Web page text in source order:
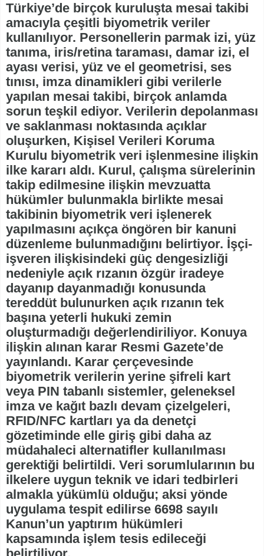
Türkiye’de birçok kuruluşta mesai takibi
amacıyla çeşitli biyometrik veriler
kullanılıyor. Personellerin parmak izi, yüz
tanıma, iris/retina taraması, damar izi, el
ayası verisi, yüz ve el geometrisi, ses
tınısı, imza dinamikleri gibi verilerle
yapılan mesai takibi, birçok anlamda
sorun teşkil ediyor. Verilerin depolanması
ve saklanması noktasında açıklar
oluşurken, Kişisel Verileri Koruma
Kurulu biyometrik veri işlenmesine ilişkin
ilke kararı aldı. Kurul, çalışma sürelerinin
takip edilmesine ilişkin mevzuatta
hükümler bulunmakla birlikte mesai
takibinin biyometrik veri işlenerek
yapılmasını açıkça öngören bir kanuni
düzenleme bulunmadığını belirtiyor. İşçi-
işveren ilişkisindeki güç dengesizliği
nedeniyle açık rızanın özgür iradeye
dayanıp dayanmadığı konusunda
tereddüt bulunurken açık rızanın tek
başına yeterli hukuki zemin
oluşturmadığı değerlendiriliyor. Konuya
ilişkin alınan karar Resmi Gazete’de
yayınlandı. Karar çerçevesinde
biyometrik verilerin yerine şifreli kart
veya PIN tabanlı sistemler, geleneksel
imza ve kağıt bazlı devam çizelgeleri,
RFID/NFC kartları ya da denetçi
gözetiminde elle giriş gibi daha az
müdahaleci alternatifler kullanılması
gerektiği belirtildi. Veri sorumlularının bu
ilkelere uygun teknik ve idari tedbirleri
almakla yükümlü olduğu; aksi yönde
uygulama tespit edilirse 6698 sayılı
Kanun’un yaptırım hükümleri
kapsamında işlem tesis edileceği